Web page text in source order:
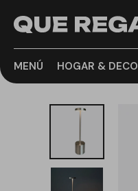
MENÚ HOGAR & DECO